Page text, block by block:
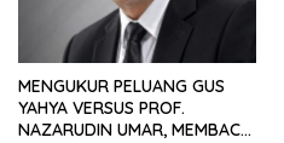
MENGUKUR PELUANG GUS
YAHYA VERSUS PROF.
NAZARUDIN UMAR, MEMBACA